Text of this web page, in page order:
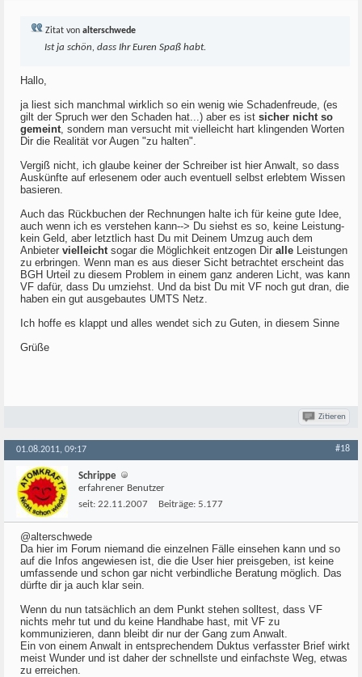
Zitat von alterschwede
Ist ja schön, dass Ihr Euren Spaß habt.
Hallo,
ja liest sich manchmal wirklich so ein wenig wie Schadenfreude, (es
gilt der Spruch wer den Schaden hat...) aber es ist sicher nicht so
gemeint, sondern man versucht mit vielleicht hart klingenden Worten
Dir die Realität vor Augen "zu halten".
Vergiß nicht, ich glaube keiner der Schreiber ist hier Anwalt, so dass
Auskünfte auf erlesenem oder auch eventuell selbst erlebtem Wissen
basieren.
Auch das Rückbuchen der Rechnungen halte ich für keine gute Idee,
auch wenn ich es verstehen kann--> Du siehst es so, keine Leistung-
kein Geld, aber letztlich hast Du mit Deinem Umzug auch dem
Anbieter vielleichtsogar die Möglichkeit entzogen Dir alle Leistungen
zu erbringen. Wenn man es aus dieser Sicht betrachtet erscheint das
BGH Urteil zu diesem Problem in einem ganz anderen Licht, was kann
VF dafür, dass Du umziehst. Und da bist Du mit VF noch gut dran, die
haben ein gut ausgebautes UMTS Netz.
Ich hoffe es klappt und alles wendet sich zu Guten, in diesem Sinne
Grüße
Zitieren
01.08.2011, 09:17 #18
Schrippe
erfahrener Benutzer
seit: 22.11.2007 Beiträge: 5.177
@alterschwede
Da hier im Forum niemand die einzelnen Fälle einsehen kann und so
auf die Infos angewiesen ist, die die User hier preisgeben, ist keine
umfassende und schon gar nicht verbindliche Beratung möglich. Das
dürfte dir ja auch klar sein.
Wenn du nun tatsächlich an dem Punkt stehen solltest, dass VF
nichts mehr tut und du keine Handhabe hast, mit VF zu
kommunizieren, dann bleibt dir nur der Gang zum Anwalt.
Ein von einem Anwalt in entsprechendem Duktus verfasster Brief wirkt
meist Wunder und ist daher der schnellste und einfachste Weg, etwas
zu erreichen.